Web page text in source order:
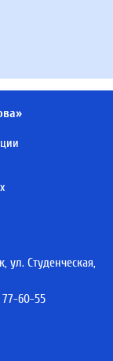
ул. Студенческая,
77-60-55